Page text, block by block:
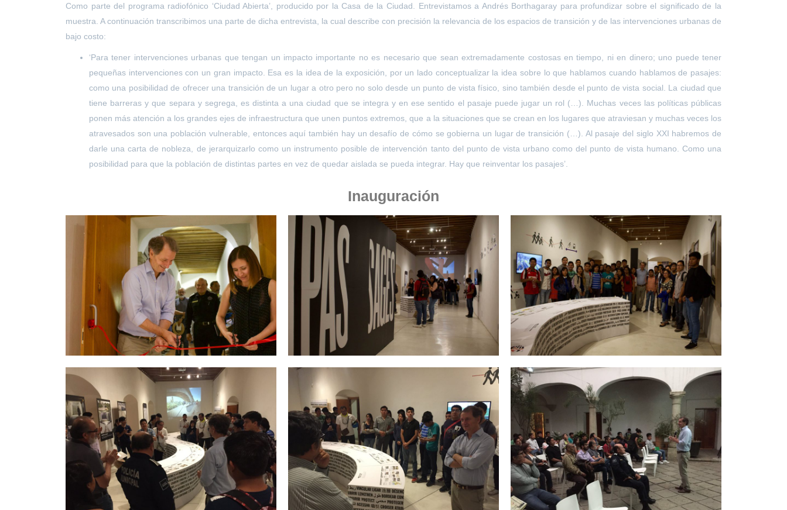
Como parte del programa radiofónico ‘Ciudad Abierta’, producido por la Casa de la Ciudad. Entrevistamos a Andrés Borthagaray para profundizar sobre el significado de la
muestra. A continuación transcribimos una parte de dicha entrevista, la cual describe con precisión la relevancia de los espacios de transición y de las intervenciones urbanas de
bajo costo:
‘Para tener intervenciones urbanas que tengan un impacto importante no es necesario que sean extremadamente costosas en tiempo, ni en dinero; uno puede tener
pequeñas intervenciones con un gran impacto. Esa es la idea de la exposición, por un lado conceptualizar la idea sobre lo que hablamos cuando hablamos de pasajes:
como una posibilidad de ofrecer una transición de un lugar a otro pero no solo desde un punto de vista físico, sino también desde el punto de vista social. La ciudad que
tiene barreras y que separa y segrega, es distinta a una ciudad que se integra y en ese sentido el pasaje puede jugar un rol (…). Muchas veces las políticas públicas
ponen más atención a los grandes ejes de infraestructura que unen puntos extremos, que a la situaciones que se crean en los lugares que atraviesan y muchas veces los
atravesados son una población vulnerable, entonces aquí también hay un desafío de cómo se gobierna un lugar de transición (…). Al pasaje del siglo XXI habremos de
darle una carta de nobleza, de jerarquizarlo como un instrumento posible de intervención tanto del punto de vista urbano como del punto de vista humano. Como una
posibilidad para que la población de distintas partes en vez de quedar aislada se pueda integrar. Hay que reinventar los pasajes’.
Inauguración